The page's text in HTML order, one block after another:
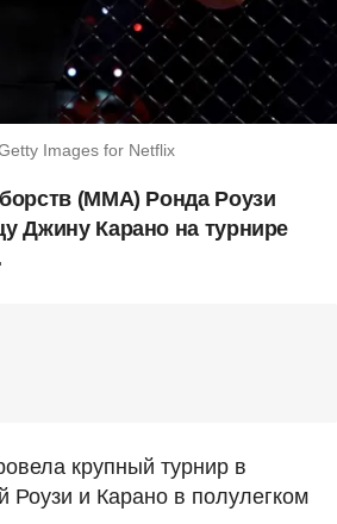
Images for Netflix
(ММА) Ронда Роузи
Джину Карано на турнире
крупный турнир в
и Карано в полулегком